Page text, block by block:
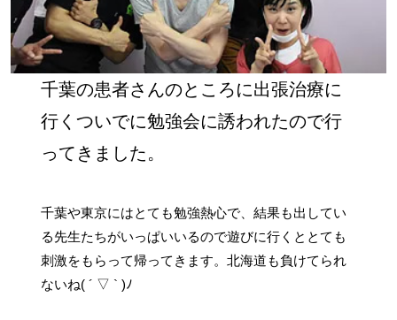
千葉の患者さんのところに出張治療に
行くついでに勉強会に誘われたので行
ってきました。
千葉や東京にはとても勉強熱心で、結果も出してい
る先生たちがいっぱいいるので遊びに行くととても
刺激をもらって帰ってきます。北海道も負けてられ
ないね( ´ ▽ ` )ﾉ